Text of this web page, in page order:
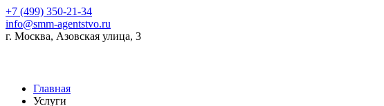
+7 (499) 350-21-34
info@smm-agentstvo.ru
г. Москва, Азовская улица, 3
Главная
Услуги